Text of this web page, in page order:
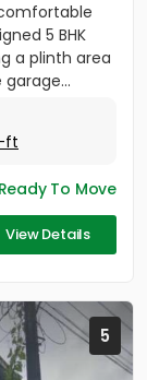
5 BHK
a plinth area
ft
Ready To Move
View Details
5